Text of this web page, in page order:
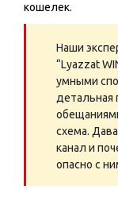
кошелек.
Наши
“Lyazzat
умными
детальная
схема.
канал и
опасно с